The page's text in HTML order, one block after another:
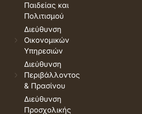
Παιδείας και
Πολιτισμού
Διεύθυνση
Οικονομικών
Υπηρεσιών
Διεύθυνση
Περιβάλλοντος
& Πρασίνου
Διεύθυνση
Προσχολικής